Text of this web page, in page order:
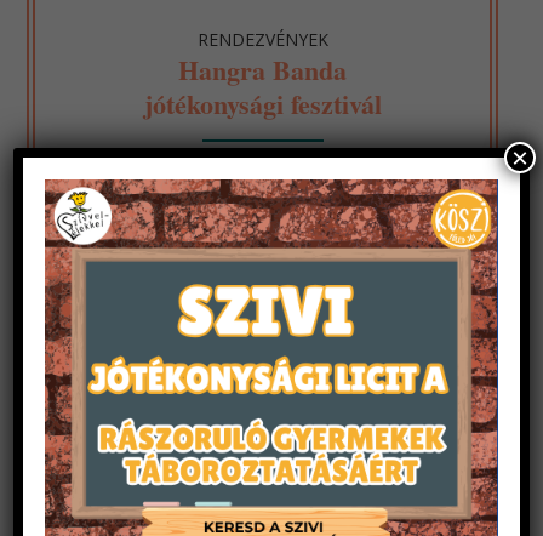
RENDEZVÉNYEK
Hangra Banda
jótékonysági fesztivál
A Szívvel-Lélekkel a Gyermekekért és Fiatalokért
Alapítvány 2012 óta rendezi meg Hangra banda!
néven egésznapos jótékonysági fesztiválját,
melynek bevételét teljes egészében a rászoruló
gyermekek táboroztatására ajánlja fel. Délelőtt
gyerekprogramok zajlanak, ahol az arcfestéstől
a kincsvadászat élményéig rengeteg
szórakoztató elfoglaltság várja a kisebbeket, az
este pedig a huszonéveseknek szól, amikor több
híres hazai pop, underground és rock zenekar
szórakoztatja a vendégeket.
A korábbi években az esti program a szó szoros
×